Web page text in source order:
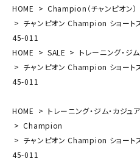
HOME
Champion（チャンピオン）
チャンピオン Champion ショート
45-011
HOME
SALE トレーニング・ジ
チャンピオン Champion ショート
45-011
HOME トレーニング・ジム・カジュ
Champion
チャンピオン Champion ショート
45-011